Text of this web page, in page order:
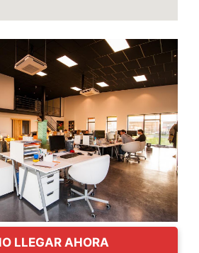
LLEGAR AHORA